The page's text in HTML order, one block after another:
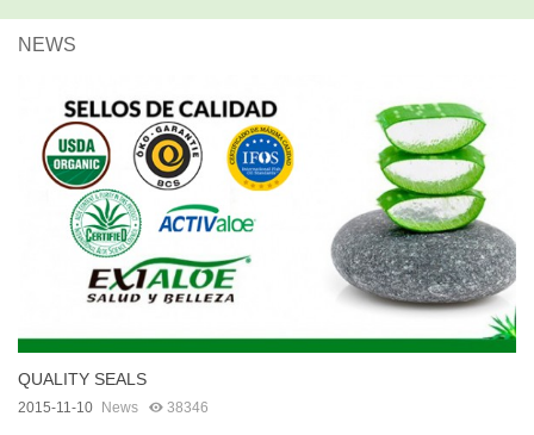
NEWS
QUALITY SEALS
2015-11-10 News 38346